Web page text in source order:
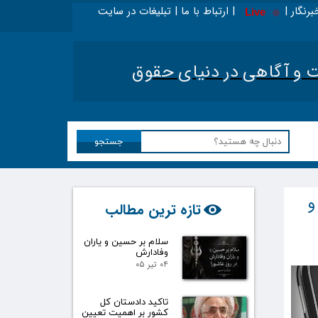
- ویژه حقوقدانان |تحلیل اخبار حقوقی کشور
| | ارتباط با ما | تبلیغات در سایت
Live
و آگاهی در دنیای حقوق​​​​​​​
جستجو
تازه ترین مطالب
سلام بر حسین و یاران
وفادارش
۰۴ تیر ۰۵
تاکید دادستان کل
کشور بر اهمیت تعیین